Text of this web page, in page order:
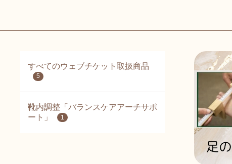
すべてのウェブチケット取扱商品
5
靴内調整「バランスケアアーチサポ
ート」
1